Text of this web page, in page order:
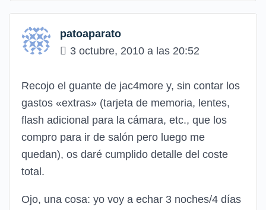
patoaparato
3 octubre, 2010 a las 20:52
Recojo el guante de jac4more y, sin contar los
gastos «extras» (tarjeta de memoria, lentes,
flash adicional para la cámara, etc., que los
compro para ir de salón pero luego me
quedan), os daré cumplido detalle del coste
total.
Ojo, una cosa: yo voy a echar 3 noches/4 días